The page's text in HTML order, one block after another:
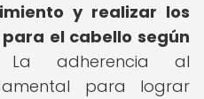
y realizar los
el cabello según
adherencia al
para lograr